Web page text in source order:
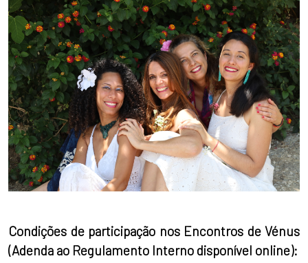
Condições de participação nos Encontros de Vénus
(Adenda ao Regulamento Interno disponível online):